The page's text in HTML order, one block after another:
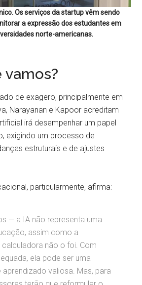
Os serviços da startup vêm sendo
a expressão dos estudantes em
norte-americanas.
vamos?
de exagero, principalmente em
Narayanan e Kapoor acreditam
irá desempenhar um papel
exigindo um processo de
estruturais e de ajustes
particularmente, afirma:
— a IA não representa uma
assim como a
não o foi. Com
ela pode ser uma
valiosa. Mas, para